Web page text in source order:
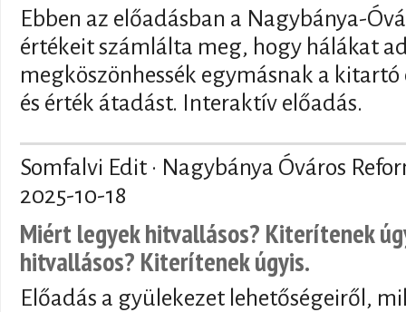
Ebben az előadásban a Nagybánya-
értékeit számlálta meg, hogy hálákat
megköszönhessék egymásnak a
és érték átadást. Interaktív előadás.
Somfalvi Edit · Nagybánya Óváros
2025-10-18
Miért legyek hitvallásos? Kiterítenek
hitvallásos? Kiterítenek úgyis.
Előadás a gyülekezet lehetőségeiről,